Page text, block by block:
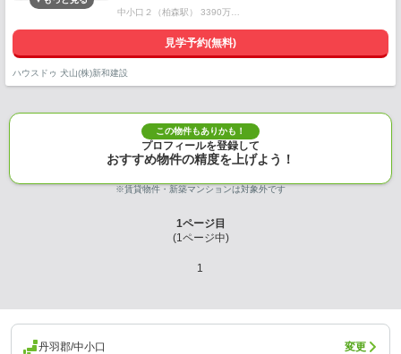
中小口２（柏森駅） 3390万…
見学予約(無料)
ハウスドゥ 犬山(株)新和建設
この物件もありかも！
プロフィールを登録して
おすすめ物件の精度を上げよう！
※賃貸物件・新築マンションは対象外です
1ページ目
(1ページ中)
1
丹羽郡/中小口 変更